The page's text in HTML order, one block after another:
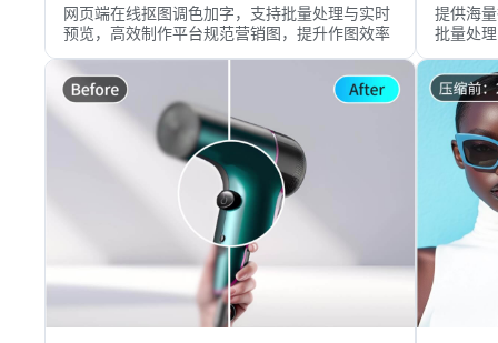
网页端在线抠图调色加字，支持批量处理与实时
预览，高效制作平台规范营销图，提升作图效率
提供海
批量处